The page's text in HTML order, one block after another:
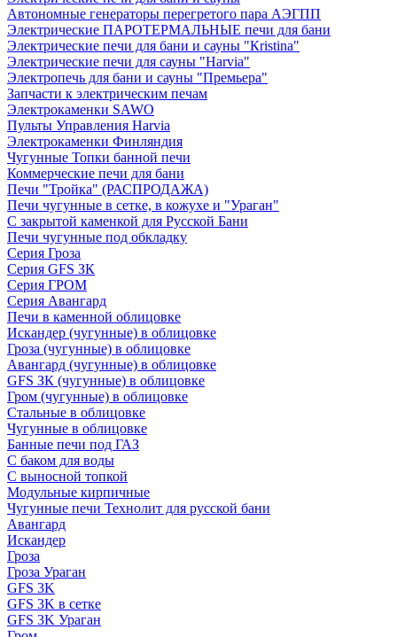
Автономные генераторы перегретого пара АЭГПП
Электрические ПАРОТЕРМАЛЬНЫЕ печи для бани
Электрические печи для бани и сауны "Кristina"
Электрические печи для сауны "Harvia"
Электропечь для бани и сауны "Премьера"
Запчасти к электрическим печам
Электрокаменки SAWO
Пульты Управления Harvia
Электрокаменки Финляндия
Чугунные Топки банной печи
Коммерческие печи для бани
Печи "Тройка" (РАСПРОДАЖА)
Печи чугунные в сетке, в кожухе и "Ураган"
С закрытой каменкой для Русской Бани
Печи чугунные под обкладку
Серия Гроза
Серия GFS ЗК
Серия ГРОМ
Серия Авангард
Печи в каменной облицовке
Искандер (чугунные) в облицовке
Гроза (чугунные) в облицовке
Авангард (чугунные) в облицовке
GFS ЗК (чугунные) в облицовке
Гром (чугунные) в облицовке
Стальные в облицовке
Чугунные в облицовке
Банные печи под ГАЗ
С баком для воды
С выносной топкой
Модульные кирпичные
Чугунные печи Технолит для русской бани
Авангард
Искандер
Гроза
Гроза Ураган
GFS 3K
GFS 3K в сетке
GFS 3K Ураган